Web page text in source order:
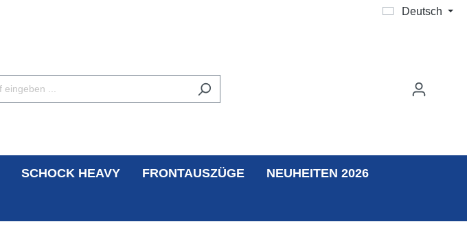
Deutsch
SCHOCK HEAVY FRONTAUSZÜGE NEUHEITEN 2026